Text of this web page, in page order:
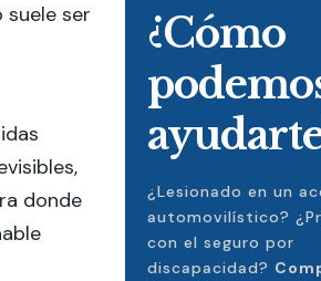
ser
donde
¿Cómo
¿Lesionado en un
automovilístico?
con el seguro por
discapacidad?